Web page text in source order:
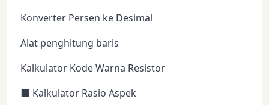
Konverter Persen ke Desimal
Alat penghitung baris
Kalkulator Kode Warna Resistor
⬛ Kalkulator Rasio Aspek